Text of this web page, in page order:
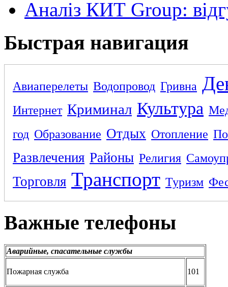
Аналіз КИТ Group:
Быстрая навигация
Авиаперелеты Водопровод Гривна
Интернет Криминал Культура
год Образование Отдых Отопление
Развлечения Районы Религия
Торговля Транспорт Туризм
Важные телефоны
Аварийные, спасательные службы
Пожарная служба 101